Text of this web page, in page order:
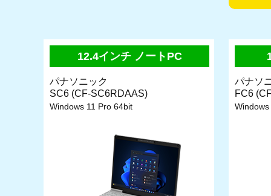
12.4インチ ノートPC
パナソニック
SC6 (CF-SC6RDAAS)
Windows 11 Pro 64bit
パナソ
FC6